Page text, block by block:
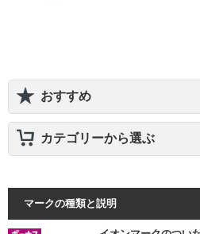
おすすめ
カテゴリーから選ぶ
マークの種類と説明